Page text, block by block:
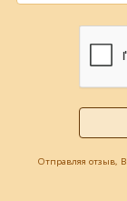
Отправляя отзыв,